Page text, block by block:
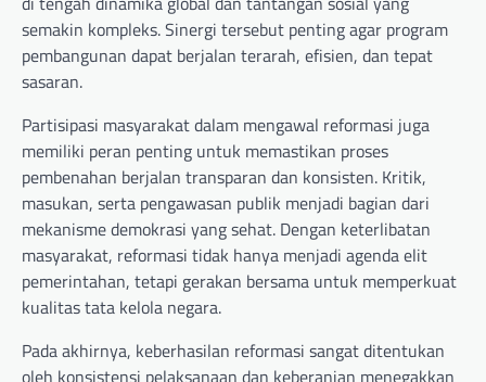
semakin kompleks. Sinergi tersebut penting agar program
pembangunan dapat berjalan terarah, efisien, dan tepat
sasaran.
Partisipasi masyarakat dalam mengawal reformasi juga
memiliki peran penting untuk memastikan proses
pembenahan berjalan transparan dan konsisten. Kritik,
masukan, serta pengawasan publik menjadi bagian dari
mekanisme demokrasi yang sehat. Dengan keterlibatan
masyarakat, reformasi tidak hanya menjadi agenda elit
pemerintahan, tetapi gerakan bersama untuk memperkuat
kualitas tata kelola negara.
Pada akhirnya, keberhasilan reformasi sangat ditentukan
oleh konsistensi pelaksanaan dan keberanian menegakkan